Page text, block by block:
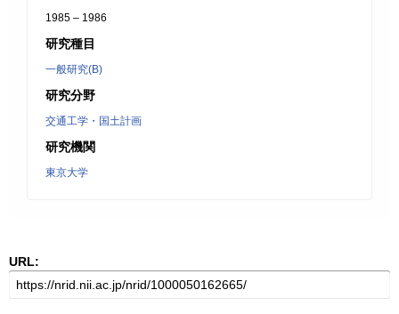
1985 – 1986
研究種目
一般研究(B)
研究分野
交通工学・国土計画
研究機関
東京大学
URL: